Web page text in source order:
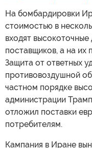
На бомбардировки
стоимостью в
входят высокоточные
поставщиков, а на их
Защита от ответных
противовоздушной
частном порядке
администрации
отложил поставки
потребителям.
Кампания в Иране